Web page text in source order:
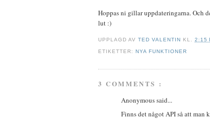
Hoppas ni gillar uppdateringarna. Och
lut :)
UPPLAGD AVTED VALENTIN KL.2:15
ETIKETTER:NYA FUNKTIONER
3 COMMENTS :
Anonymous said...
Finns det något API så att